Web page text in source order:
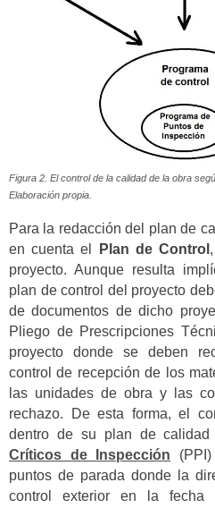
Figura 2. El control de la calidad de la obra
Elaboración propia.
Para la redacción del plan de
en cuenta el
Plan de Control
proyecto. Aunque resulta
plan de control del proyecto
de documentos de dicho
Pliego de Prescripciones
proyecto donde se deben
control de recepción de los
las unidades de obra y las
rechazo. De esta forma, el
dentro de su plan de calidad
Críticos de Inspección
puntos de parada donde la
control exterior en la